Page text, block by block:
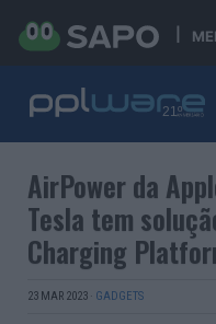
AirPower da
Tesla tem
Charging
23 MAR 2023 · GADGETS